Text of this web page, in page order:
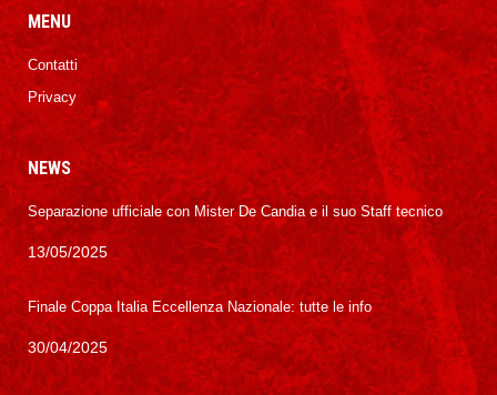
MENU
Contatti
Privacy
NEWS
Separazione ufficiale con Mister De Candia e il suo Staff tecnico
13/05/2025
Finale Coppa Italia Eccellenza Nazionale: tutte le info
30/04/2025